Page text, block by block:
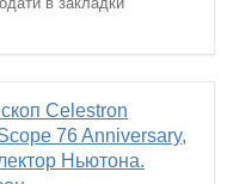
Celestron
76 Anniversary,
Ньютона.